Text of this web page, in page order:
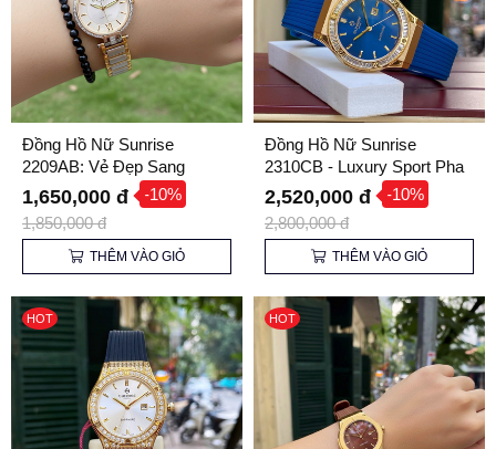
Đồng Hồ Nữ Sunrise
2209AB: Vẻ Đẹp Sang
Trọng, Tỏa Sáng Mọi Góc
Nhìn
1,650,000 đ -10%
1,850,000 đ
THÊM VÀO GIỎ
Đồng Hồ Nữ Sunrise
2310CB - Luxury Sport Pha
Lê Lấp Lánh
2,520,000 đ -10%
2,800,000 đ
THÊM VÀO GIỎ
HOT HOT